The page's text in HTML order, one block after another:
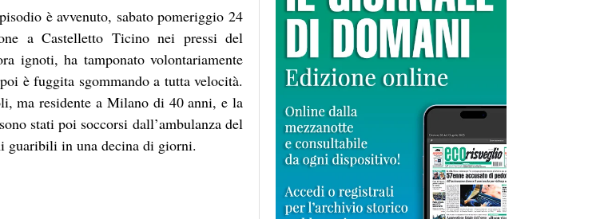
è avvenuto, sabato pomeriggio 24
a Castelletto Ticino nei pressi del
ignoti, ha tamponato volontariamente
è fuggita sgommando a tutta velocità.
ma residente a Milano di 40 anni, e la
stati poi soccorsi dall’ambulanza del
guaribili in una decina di giorni.